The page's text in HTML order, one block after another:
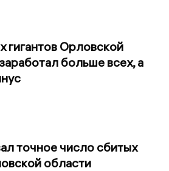
гигантов Орловской
больше всех, а
точное число сбитых
области